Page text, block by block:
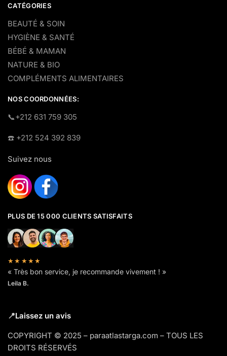
CATÉGORIES
BEAUTÉ & SOIN
HYGIÈNE & SANTÉ
BÉBÉ & MAMAN
NATURE & BIO
COMPLÉMENTS ALIMENTAIRES
NOS COORDONNÉES:
​📞+212 631 759 305
☎️​ +212 524 392 839
Suivez nous
PLUS DE 15 000 CLIENTS SATISFAITS
★★★★★
« Très bon service, je recommande vivement ! »
Leila B.
📍Laissez un avis
COPYRIGHT © 2025 – paraatlastarga.com – TOUS LES
DROITS RÉSERVÉS